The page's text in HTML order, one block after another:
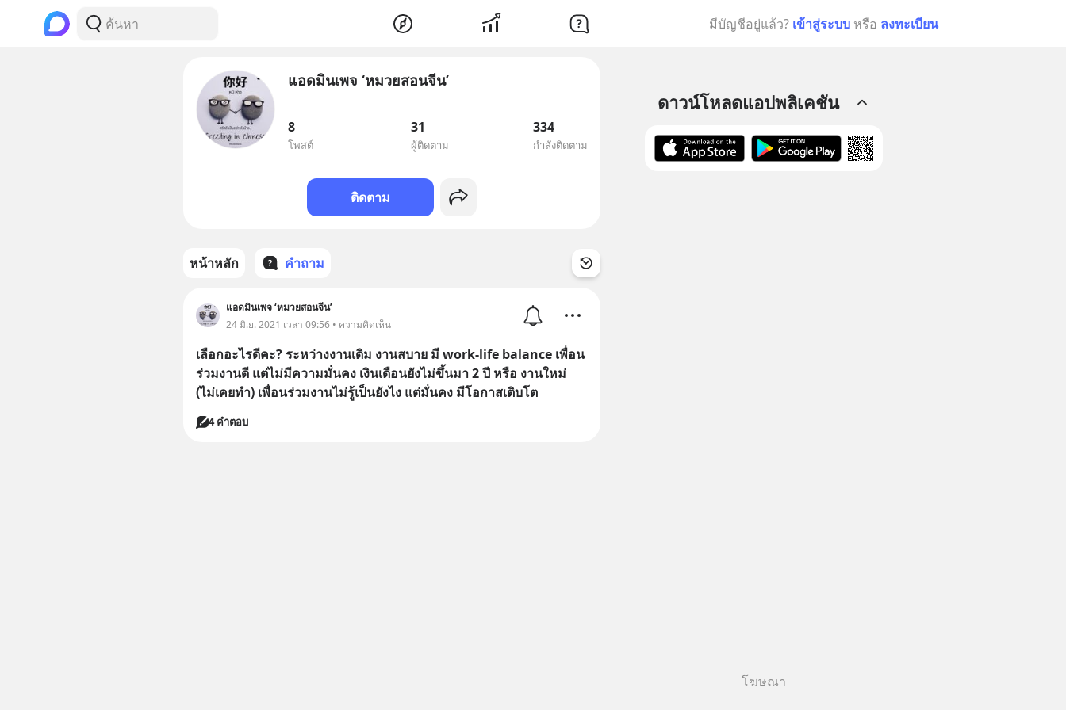
มีบัญชีอยู่แล้ว? เข้าสู่ระบบ หรือ ลงทะเบียน
แอดมินเพจ ‘หมวยสอนจีน’
8
โพสต์
31
ผู้ติดตาม
334
กำลังติดตาม
ติดตาม
หน้าหลัก คำถาม
แอดมินเพจ ‘หมวยสอนจีน’
24 มิ.ย. 2021 เวลา 09:56 • ความคิดเห็น
เลือกอะไรดีคะ? ระหว่างงานเดิม งานสบาย มี work-life balance เพื่อน
ร่วมงานดี แต่ไม่มีความมั่นคง เงินเดือนยังไม่ขึ้นมา 2 ปี หรือ งานใหม่
(ไม่เคยทำ) เพื่อนร่วมงานไม่รู้เป็นยังไง แต่มั่นคง มีโอกาสเติบโต
4 คำตอบ
ดาวน์โหลดแอปพลิเคชัน
โฆษณา